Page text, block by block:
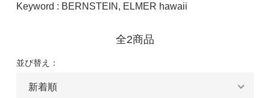
Keyword : BERNSTEIN, ELMER hawaii
全2商品
並び替え：